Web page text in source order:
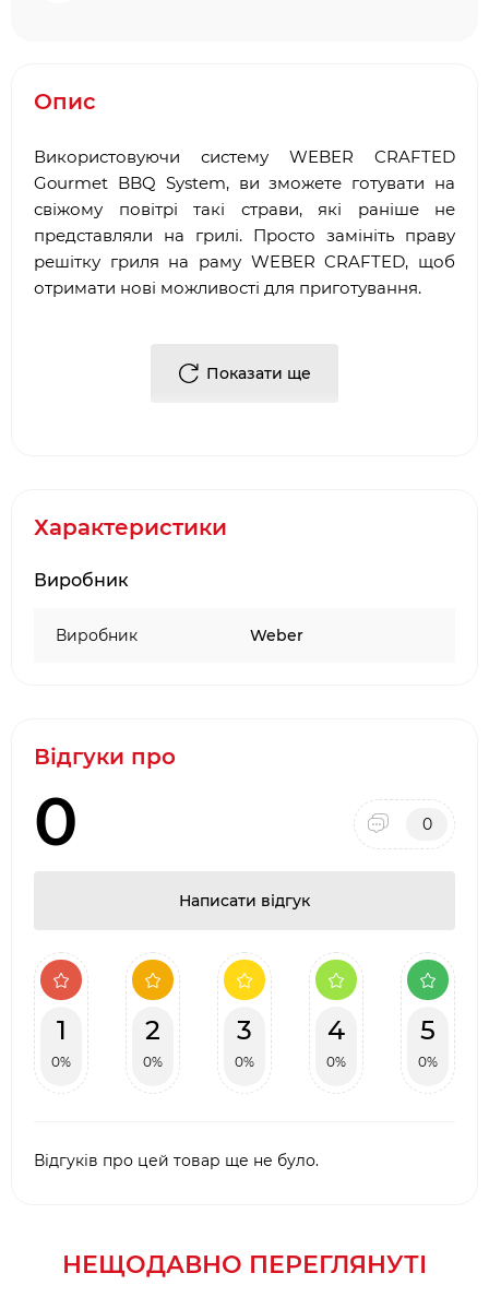
Опис
Використовуючи систему WEBER CRAFTED
Gourmet BBQ System, ви зможете готувати на
свіжому повітрі такі страви, які раніше не
представляли на грилі. Просто замініть праву
решітку гриля на раму WEBER CRAFTED, щоб
отримати нові можливості для приготування.
використання аксесуарів WEBER CRAFTED
Показати ще
Характеристики
Виробник
Виробник Weber
Відгуки про
0 0
Написати відгук
1
0%
2
0%
3
0%
4
0%
5
0%
Відгуків про цей товар ще не було.
НЕЩОДАВНО ПЕРЕГЛЯНУТІ